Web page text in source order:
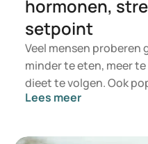
hormonen,
setpoint
Veel mensen proberen
minder te eten, meer
dieet te volgen. Ook
drinken van groene
sneller gewicht te
Lees meer